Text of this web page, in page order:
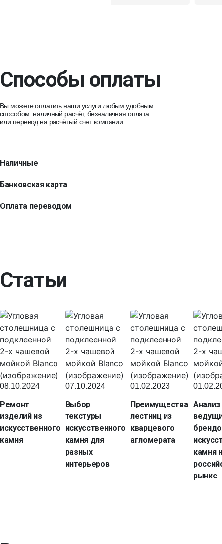
Способы оплаты
Вы можете оплатить наши услуги любым удобным
способом: наличный расчёт, безналичная оплата
или перевод на расчётый счет компании.
Наличные
Банковская карта
Оплата переводом
Статьи
08.10.2024
Ремонт
изделий из
искусственного
камня
07.10.2024
Выбор
текстуры
искусственного
камня для
разных
интерьеров
01.02.2023
Преимущества
лестниц из
кварцевого
агломерата
Анализ
камня
рынке